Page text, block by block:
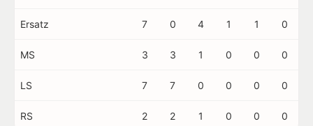
Ersatz 7 0 4 1 1 0
MS 3 3 1 0 0 0
LS 7 7 0 0 0 0
RS 2 2 1 0 0 0